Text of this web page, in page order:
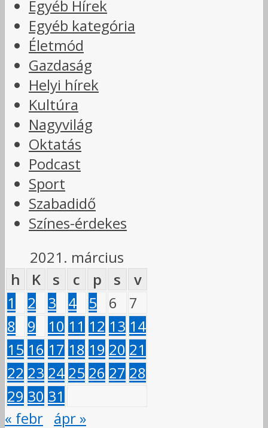
Egyéb Hírek
Egyéb kategória
Életmód
Gazdaság
Helyi hírek
Kultúra
Nagyvilág
Oktatás
Podcast
Sport
Szabadidő
Színes-érdekes
2021. március
h
K s c p s
v
1
2 3 4 5 6
7
8
9 10 11 12 13 14
15 16 17 18 19 20 21
22 23 24 25 26 27 28
29 30 31
« febr ápr »